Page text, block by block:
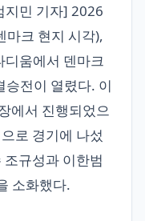
지민 기자] 2026
마크 현지 시각),
디움에서 덴마크
승전이 열렸다. 이
에서 진행되었으
로 경기에 나섰
규성과 이한범
소화했다.